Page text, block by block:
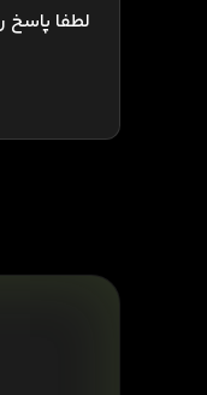
لطفا پاسخ